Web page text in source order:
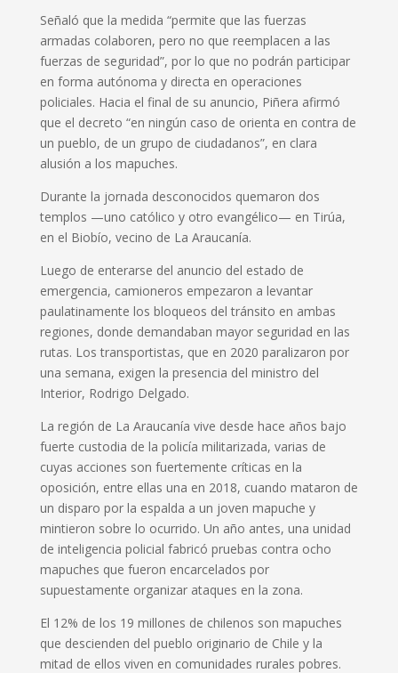
Señaló que la medida “permite que las fuerzas
armadas colaboren, pero no que reemplacen a las
fuerzas de seguridad”, por lo que no podrán participar
en forma autónoma y directa en operaciones
policiales. Hacia el final de su anuncio, Piñera afirmó
que el decreto “en ningún caso de orienta en contra de
un pueblo, de un grupo de ciudadanos”, en clara
alusión a los mapuches.
Durante la jornada desconocidos quemaron dos
templos —uno católico y otro evangélico— en Tirúa,
en el Biobío, vecino de La Araucanía.
Luego de enterarse del anuncio del estado de
emergencia, camioneros empezaron a levantar
paulatinamente los bloqueos del tránsito en ambas
regiones, donde demandaban mayor seguridad en las
rutas. Los transportistas, que en 2020 paralizaron por
una semana, exigen la presencia del ministro del
Interior, Rodrigo Delgado.
La región de La Araucanía vive desde hace años bajo
fuerte custodia de la policía militarizada, varias de
cuyas acciones son fuertemente críticas en la
oposición, entre ellas una en 2018, cuando mataron de
un disparo por la espalda a un joven mapuche y
mintieron sobre lo ocurrido. Un año antes, una unidad
de inteligencia policial fabricó pruebas contra ocho
mapuches que fueron encarcelados por
supuestamente organizar ataques en la zona.
El 12% de los 19 millones de chilenos son mapuches
que descienden del pueblo originario de Chile y la
mitad de ellos viven en comunidades rurales pobres.